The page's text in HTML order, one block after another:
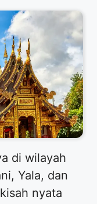
di wilayah
Yala, dan
nyata